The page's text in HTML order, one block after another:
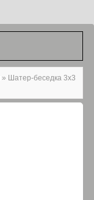
» Шатер-беседка 3х3